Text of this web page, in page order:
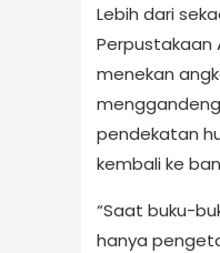
Lebih dari
Perpustakaan
menekan
pendekatan
kembali ke
“Saat buku-
hanya